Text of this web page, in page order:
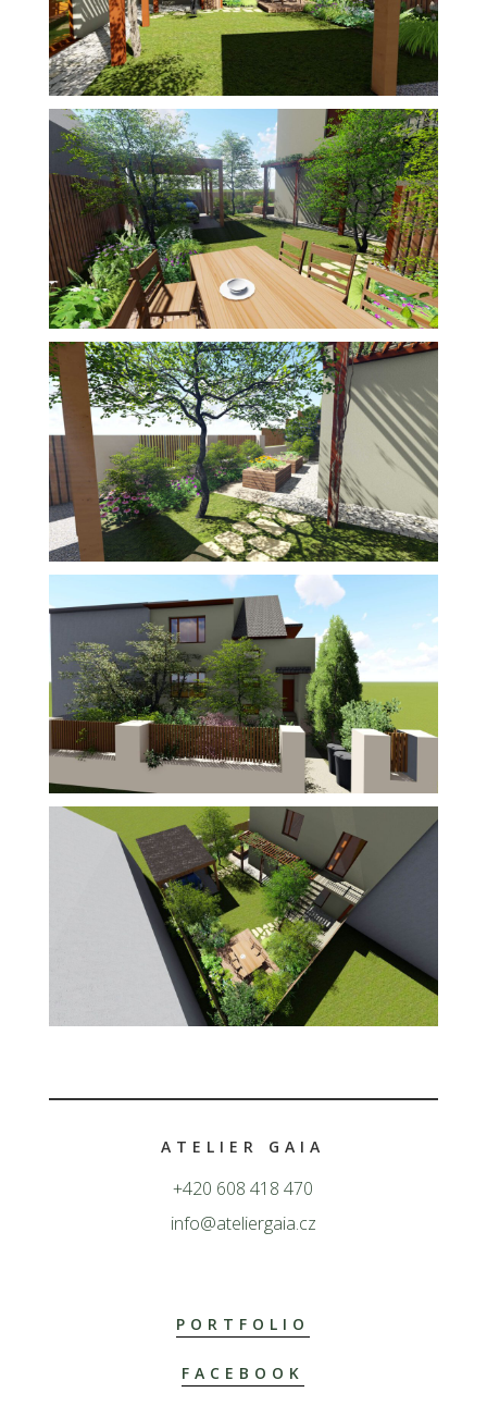
ATELIER GAIA
+420 608 418 470
info@ateliergaia.cz
PORTFOLIO
FACEBOOK